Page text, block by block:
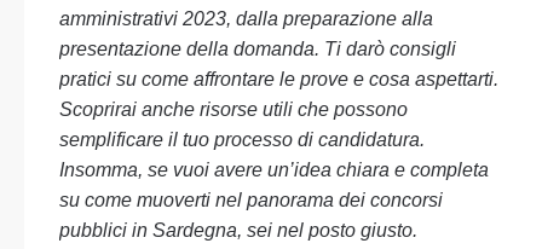
amministrativi 2023, dalla preparazione alla
presentazione della domanda. Ti darò consigli
pratici su come affrontare le prove e cosa aspettarti.
Scoprirai anche risorse utili che possono
semplificare il tuo processo di candidatura.
Insomma, se vuoi avere un’idea chiara e completa
su come muoverti nel panorama dei concorsi
pubblici in Sardegna, sei nel posto giusto.